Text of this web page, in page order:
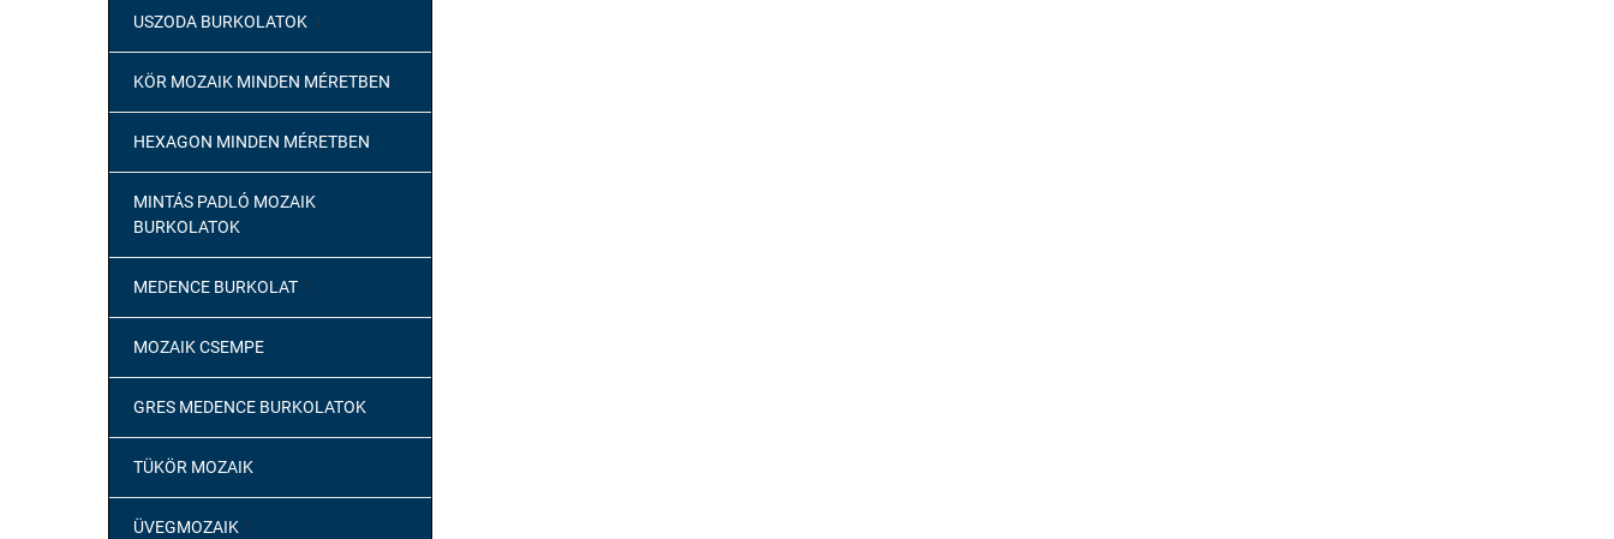
USZODA BURKOLATOK 
KÖR MOZAIK MINDEN MÉRETBEN
HEXAGON MINDEN MÉRETBEN
MINTÁS PADLÓ MOZAIK
BURKOLATOK
MEDENCE BURKOLAT 
MOZAIK CSEMPE
GRES MEDENCE BURKOLATOK
TÜKÖR MOZAIK
ÜVEGMOZAIK 